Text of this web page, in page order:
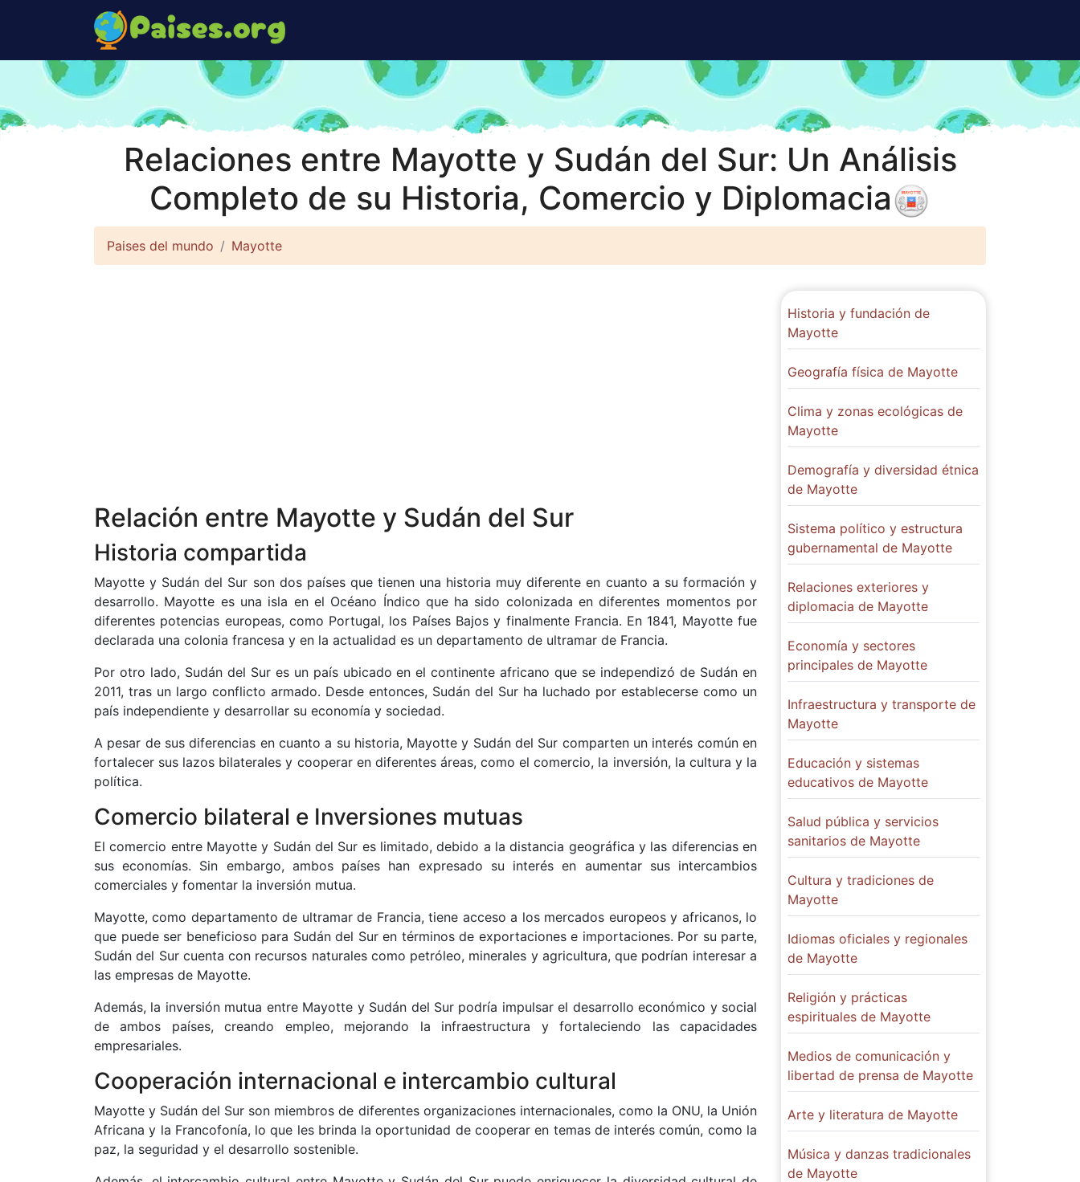
Relaciones entre Mayotte y Sudán del Sur: Un Análisis
Completo de su Historia, Comercio y Diplomacia
Paises del mundo Mayotte
Relación entre Mayotte y Sudán del Sur
Historia compartida
Mayotte y Sudán del Sur son dos países que tienen una historia muy diferente en cuanto a su formación y
desarrollo. Mayotte es una isla en el Océano Índico que ha sido colonizada en diferentes momentos por
diferentes potencias europeas, como Portugal, los Países Bajos y finalmente Francia. En 1841, Mayotte fue
declarada una colonia francesa y en la actualidad es un departamento de ultramar de Francia.
Por otro lado, Sudán del Sur es un país ubicado en el continente africano que se independizó de Sudán en
2011, tras un largo conflicto armado. Desde entonces, Sudán del Sur ha luchado por establecerse como un
país independiente y desarrollar su economía y sociedad.
A pesar de sus diferencias en cuanto a su historia, Mayotte y Sudán del Sur comparten un interés común en
fortalecer sus lazos bilaterales y cooperar en diferentes áreas, como el comercio, la inversión, la cultura y la
política.
Comercio bilateral e Inversiones mutuas
El comercio entre Mayotte y Sudán del Sur es limitado, debido a la distancia geográfica y las diferencias en
sus economías. Sin embargo, ambos países han expresado su interés en aumentar sus intercambios
comerciales y fomentar la inversión mutua.
Mayotte, como departamento de ultramar de Francia, tiene acceso a los mercados europeos y africanos, lo
que puede ser beneficioso para Sudán del Sur en términos de exportaciones e importaciones. Por su parte,
Sudán del Sur cuenta con recursos naturales como petróleo, minerales y agricultura, que podrían interesar a
las empresas de Mayotte.
Además, la inversión mutua entre Mayotte y Sudán del Sur podría impulsar el desarrollo económico y social
de ambos países, creando empleo, mejorando la infraestructura y fortaleciendo las capacidades
empresariales.
Cooperación internacional e intercambio cultural
Mayotte y Sudán del Sur son miembros de diferentes organizaciones internacionales, como la ONU, la Unión
Africana y la Francofonía, lo que les brinda la oportunidad de cooperar en temas de interés común, como la
paz, la seguridad y el desarrollo sostenible.
Historia y fundación de
Mayotte
Geografía física de Mayotte
Clima y zonas ecológicas de
Mayotte
Demografía y diversidad étnica
de Mayotte
Sistema político y estructura
gubernamental de Mayotte
Relaciones exteriores y
diplomacia de Mayotte
Economía y sectores
principales de Mayotte
Infraestructura y transporte de
Mayotte
Educación y sistemas
educativos de Mayotte
Salud pública y servicios
sanitarios de Mayotte
Cultura y tradiciones de
Mayotte
Idiomas oficiales y regionales
de Mayotte
Religión y prácticas
espirituales de Mayotte
Medios de comunicación y
libertad de prensa de Mayotte
Arte y literatura de Mayotte
Música y danzas tradicionales
de Mayotte